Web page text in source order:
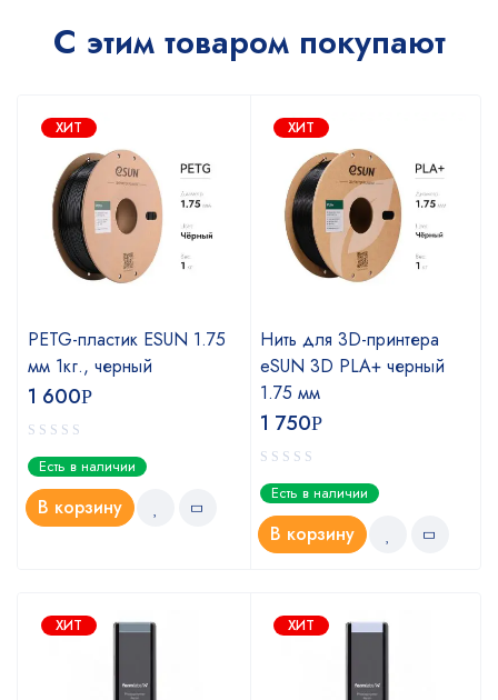
С этим товаром покупают
ХИТ
PETG-пластик ESUN 1.75
мм 1кг., черный
1 600Р
Есть в наличии
В корзину
ХИТ
Нить для 3D-принтера
eSUN 3D PLA+ черный
1.75 мм
1 750Р
Есть в наличии
В корзину
ХИТ ХИТ